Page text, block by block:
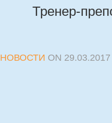
Тренер-
НОВОСТИ ON 29.03.2017